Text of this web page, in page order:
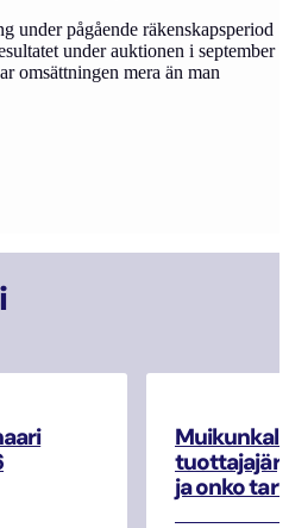
under pågående räkenskapsperiod
under auktionen i september
omsättningen mera än man
ja onko